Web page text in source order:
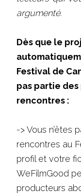
argumenté.
Dès que le
Festival de
pas partie
rencontres :
-> Vous n’êtes
rencontres au
profil et votre
WeFilmGood
producteurs